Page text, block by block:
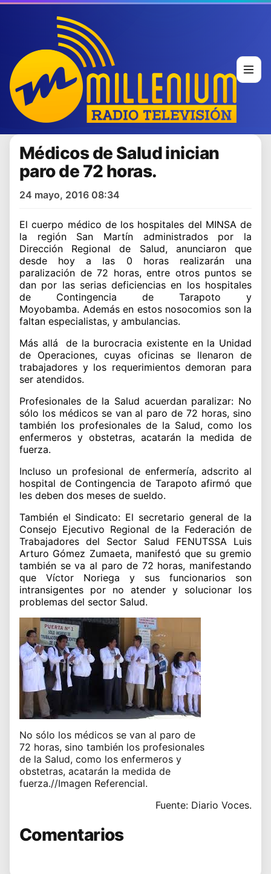
Médicos de Salud inician
paro de 72 horas.
24 mayo, 2016 08:34
El cuerpo médico de los hospitales del MINSA de
la región San Martín administrados por la
Dirección Regional de Salud, anunciaron que
desde hoy a las 0 horas realizarán una
paralización de 72 horas, entre otros puntos se
dan por las serias deficiencias en los hospitales
de Contingencia de Tarapoto y
Moyobamba. Además en estos nosocomios son la
faltan especialistas, y ambulancias.
Más allá de la burocracia existente en la Unidad
de Operaciones, cuyas oficinas se llenaron de
trabajadores y los requerimientos demoran para
ser atendidos.
Profesionales de la Salud acuerdan paralizar: No
sólo los médicos se van al paro de 72 horas, sino
también los profesionales de la Salud, como los
enfermeros y obstetras, acatarán la medida de
fuerza.
Incluso un profesional de enfermería, adscrito al
hospital de Contingencia de Tarapoto afirmó que
les deben dos meses de sueldo.
También el Sindicato: El secretario general de la
Consejo Ejecutivo Regional de la Federación de
Trabajadores del Sector Salud FENUTSSA Luis
Arturo Gómez Zumaeta, manifestó que su gremio
también se va al paro de 72 horas, manifestando
que Víctor Noriega y sus funcionarios son
intransigentes por no atender y solucionar los
problemas del sector Salud.
No sólo los médicos se van al paro de
72 horas, sino también los profesionales
de la Salud, como los enfermeros y
obstetras, acatarán la medida de
fuerza.//Imagen Referencial.
Fuente: Diario Voces.
Comentarios